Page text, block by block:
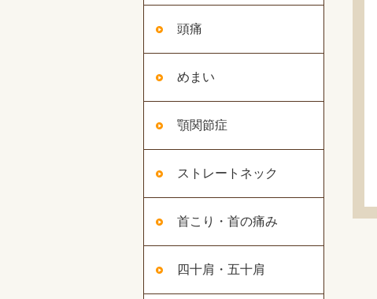
頭痛
めまい
顎関節症
ストレートネック
首こり・首の痛み
四十肩・五十肩